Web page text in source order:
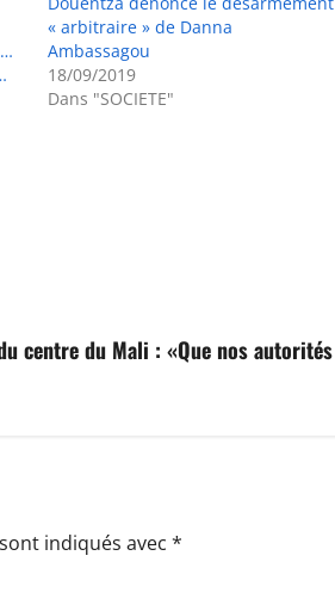
« arbitraire » de Danna
Ambassagou
18/09/2019
Dans "SOCIETE"
centre du Mali : «Que nos autorités
indiqués avec *